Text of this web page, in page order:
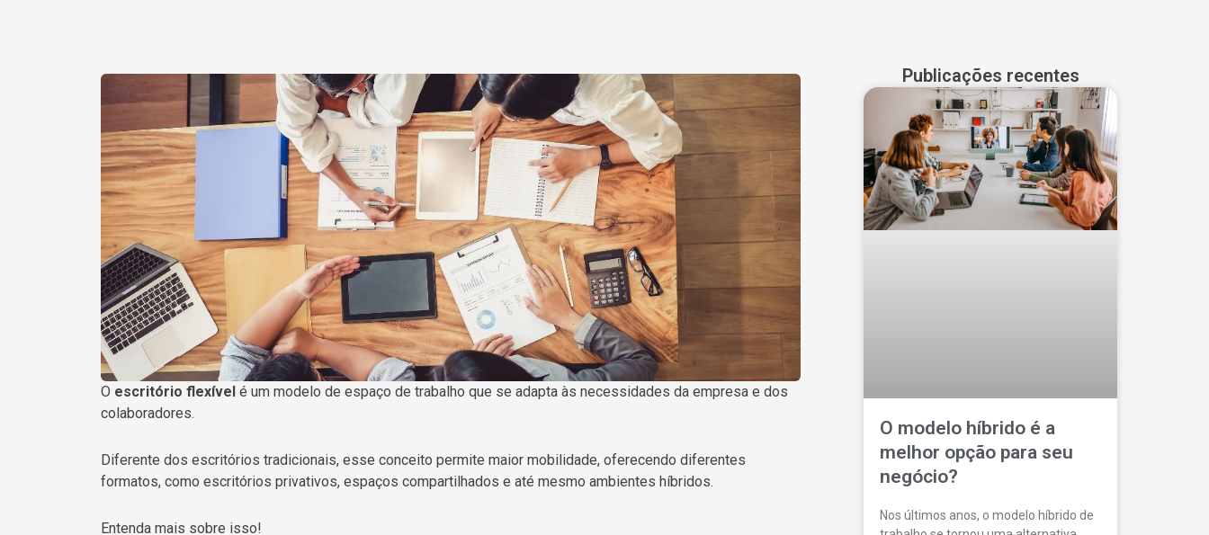
O escritório flexível é um modelo de espaço de trabalho que se adapta às necessidades da empresa e dos
colaboradores.
Diferente dos escritórios tradicionais, esse conceito permite maior mobilidade, oferecendo diferentes
formatos, como escritórios privativos, espaços compartilhados e até mesmo ambientes híbridos.
Entenda mais sobre isso!
Publicações recentes
O modelo híbrido é a
melhor opção para seu
negócio?
Nos últimos anos, o modelo híbrido de